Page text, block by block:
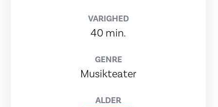
VARIGHED
40 min.
GENRE
Musikteater
ALDER